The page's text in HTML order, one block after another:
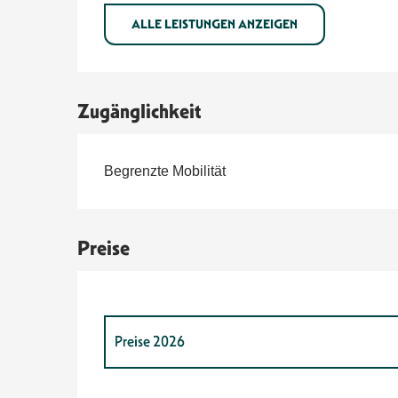
ALLE LEISTUNGEN ANZEIGEN
Zugänglichkeit
Begrenzte Mobilität
Preise
Preise 2026